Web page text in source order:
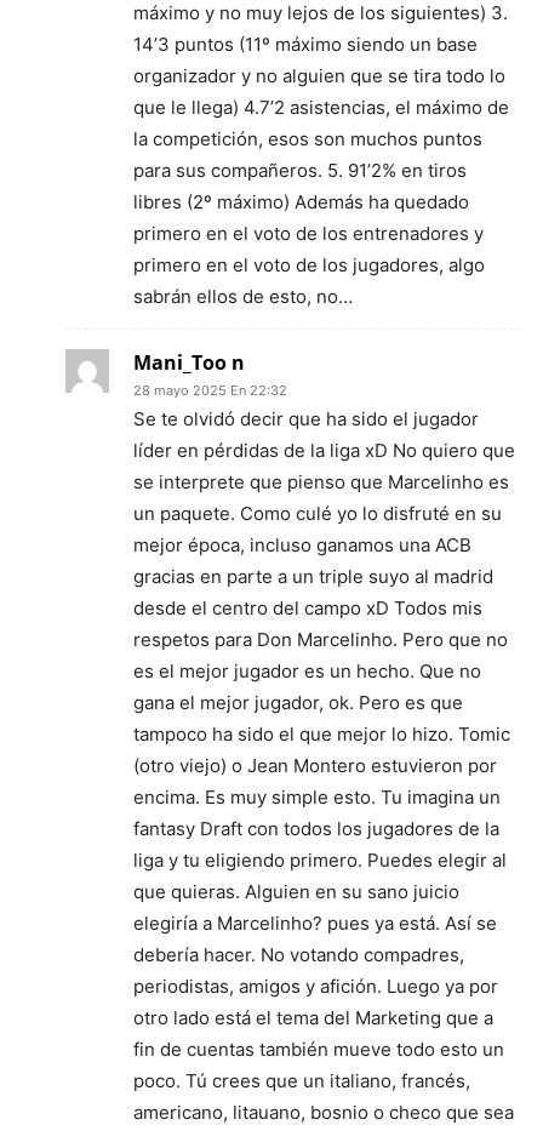
máximo y no muy lejos de los siguientes) 3.
14’3 puntos (11º máximo siendo un base
organizador y no alguien que se tira todo lo
que le llega) 4.7’2 asistencias, el máximo de
la competición, esos son muchos puntos
para sus compañeros. 5. 91’2% en tiros
libres (2º máximo) Además ha quedado
primero en el voto de los entrenadores y
primero en el voto de los jugadores, algo
sabrán ellos de esto, no…
Mani_Too n
28 mayo 2025 En 22:32
Se te olvidó decir que ha sido el jugador
líder en pérdidas de la liga xD No quiero que
se interprete que pienso que Marcelinho es
un paquete. Como culé yo lo disfruté en su
mejor época, incluso ganamos una ACB
gracias en parte a un triple suyo al madrid
desde el centro del campo xD Todos mis
respetos para Don Marcelinho. Pero que no
es el mejor jugador es un hecho. Que no
gana el mejor jugador, ok. Pero es que
tampoco ha sido el que mejor lo hizo. Tomic
(otro viejo) o Jean Montero estuvieron por
encima. Es muy simple esto. Tu imagina un
fantasy Draft con todos los jugadores de la
liga y tu eligiendo primero. Puedes elegir al
que quieras. Alguien en su sano juicio
elegiría a Marcelinho? pues ya está. Así se
debería hacer. No votando compadres,
periodistas, amigos y afición. Luego ya por
otro lado está el tema del Marketing que a
fin de cuentas también mueve todo esto un
poco. Tú crees que un italiano, francés,
americano, litauano, bosnio o checo que sea